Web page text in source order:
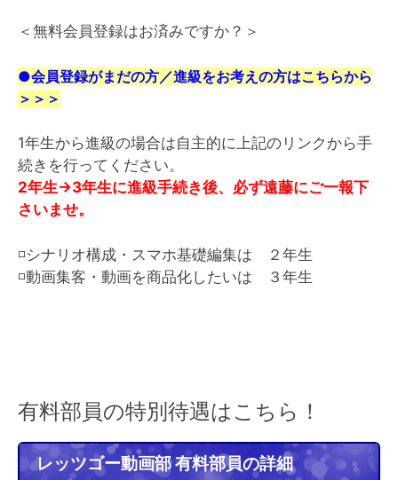
＜無料会員登録はお済みですか？＞
●会員登録がまだの方／進級をお考えの方はこちらから
＞＞＞
1年生から進級の場合は自主的に上記のリンクから手
続きを行ってください。
2年生→3年生に進級手続き後、必ず遠藤にご一報下
さいませ。
◽️シナリオ構成・スマホ基礎編集は ２年生
◽️動画集客・動画を商品化したいは ３年生
有料部員の特別待遇はこちら！
レッツゴー動画部 有料部員の詳細